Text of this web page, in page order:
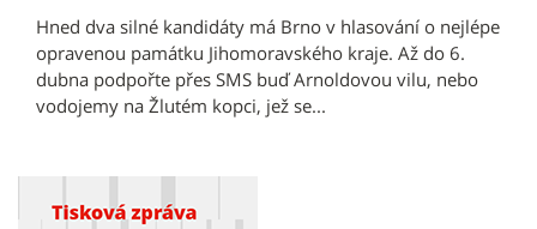
Hned dva silné kandidáty má Brno v hlasování o nejlépe
opravenou památku Jihomoravského kraje. Až do 6.
dubna podpořte přes SMS buď Arnoldovou vilu, nebo
vodojemy na Žlutém kopci, jež se...